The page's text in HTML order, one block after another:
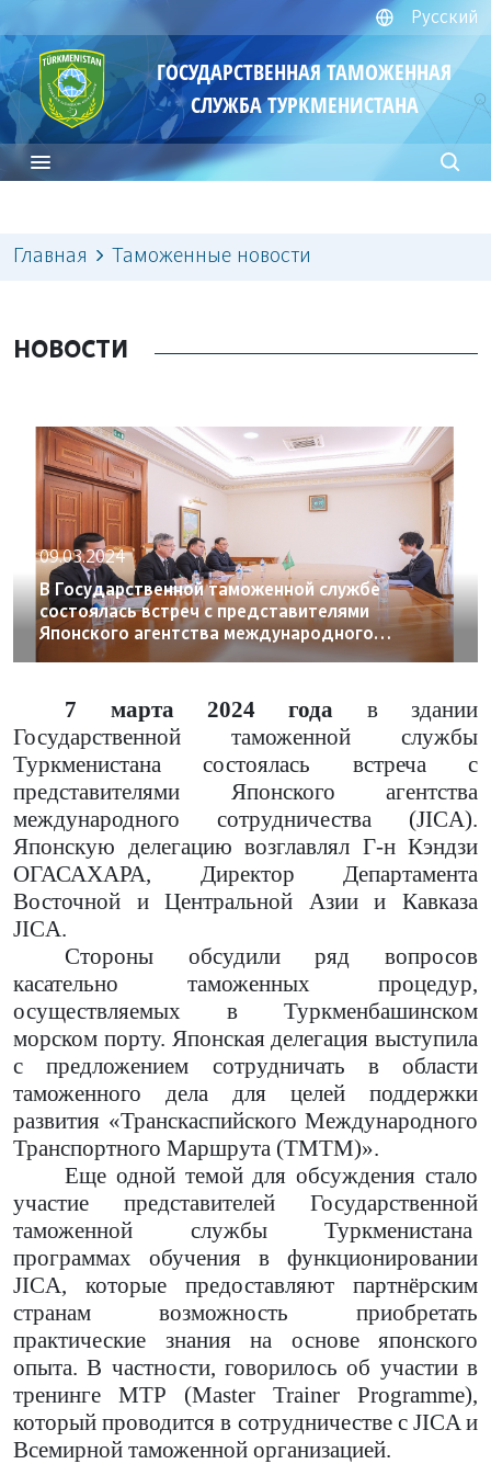
Русский
ГОСУДАРСТВЕННАЯ ТАМОЖЕННАЯ
СЛУЖБА ТУРКМЕНИСТАНА
Главная Таможенные новости
НОВОСТИ
09.03.2024
В Государственной таможенной службе
состоялась встреч с представителями
Японского агентства международного
сотрудничества (JICA)
7 марта 2024 года в здании
Государственной таможенной службы
Туркменистана состоялась встреча с
представителями Японского агентства
международного сотрудничества (JICA).
Японскую делегацию возглавлял Г-н Кэндзи
ОГАСАХАРА, Директор Департамента
Восточной и Центральной Азии и Кавказа
JICA.
Стороны обсудили ряд вопросов
касательно таможенных процедур,
осуществляемых в Туркменбашинском
морском порту. Японская делегация выступила
с предложением сотрудничать в области
таможенного дела для целей поддержки
развития «Транскаспийского Международного
Транспортного Маршрута (ТМТМ)».
Еще одной темой для обсуждения стало
участие представителей Государственной
таможенной службы Туркменистана
программах обучения в функционировании
JICA, которые предоставляют партнёрским
странам возможность приобретать
практические знания на основе японского
опыта. В частности, говорилось об участии в
тренинге MTP (Master Trainer Programme),
который проводится в сотрудничестве с JICA и
Всемирной таможенной организацией.